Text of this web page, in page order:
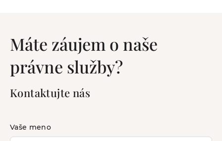
Máte záujem o naše
právne služby?
Kontaktujte nás
Vaše meno